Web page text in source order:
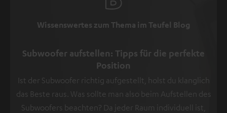
Wissenswertes zum Thema im Teufel Blog
Subwoofer aufstellen: Tipps für die perfekte
Position
Ist der Subwoofer richtig aufgestellt, holst du klanglich
das Beste raus. Was sollte man also beim Aufstellen des
Subwoofers beachten? Da jeder Raum individuell ist,